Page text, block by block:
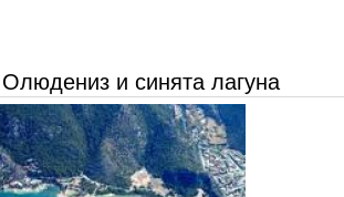
Олюдениз и синята лагуна